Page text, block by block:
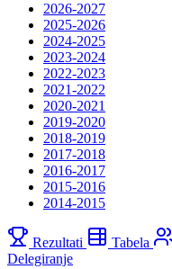
2026-2027
2025-2026
2024-2025
2023-2024
2022-2023
2021-2022
2020-2021
2019-2020
2018-2019
2017-2018
2016-2017
2015-2016
2014-2015
Rezultati Tabela
Delegiranje